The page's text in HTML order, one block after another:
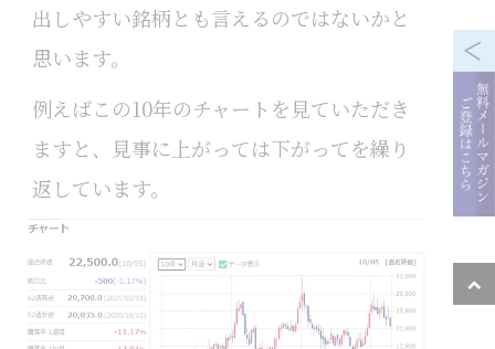
出しやすい銘柄とも言えるのではないかと
思います。
例えばこの10年のチャートを見ていただき
ますと、見事に上がっては下がってを繰り
返しています。